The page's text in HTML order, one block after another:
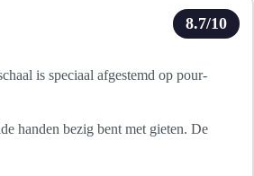
8.7/10
is speciaal afgestemd op pour-
handen bezig bent met gieten. De